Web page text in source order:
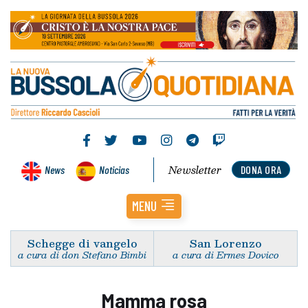
News Noticias DONA ORA
Newsletter
MENU
Schegge di vangelo
a cura di don Stefano Bimbi
San Lorenzo
a cura di Ermes Dovico
Mamma rosa